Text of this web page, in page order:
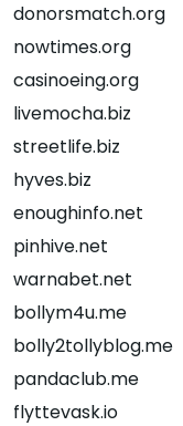
donorsmatch.org
nowtimes.org
casinoeing.org
livemocha.biz
streetlife.biz
hyves.biz
enoughinfo.net
pinhive.net
warnabet.net
bollym4u.me
bolly2tollyblog.me
pandaclub.me
flyttevask.io